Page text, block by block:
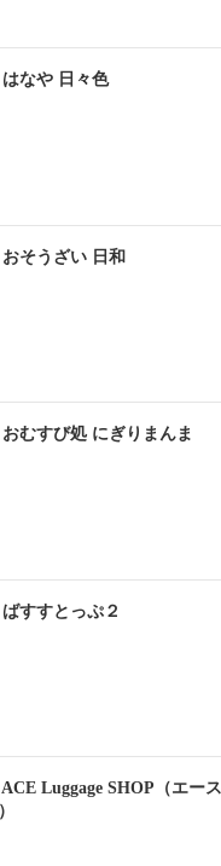
なや 日々色
そうざい 日和
むすび処 にぎりまんま
すすとっぷ２
Luggage SHOP（エー